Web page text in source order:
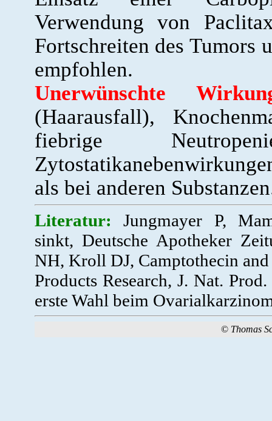
Verwendung von
Fortschreiten des Tumors
empfohlen.
Unerwünschte
(Haarausfall),
fiebrige
als bei anderen
Literatur: Jungmayer P,
sinkt, Deutsche Apotheker
NH, Kroll DJ, Camptothecin
Products Research, J. Nat.
erste Wahl beim
© Thomas